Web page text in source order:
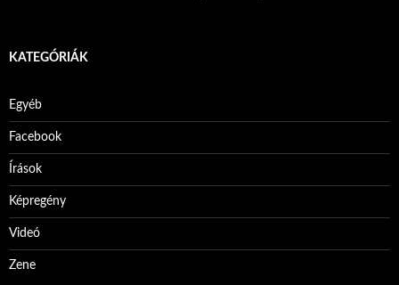
KATEGÓRIÁK
Egyéb
Facebook
Írások
Képregény
Videó
Zene